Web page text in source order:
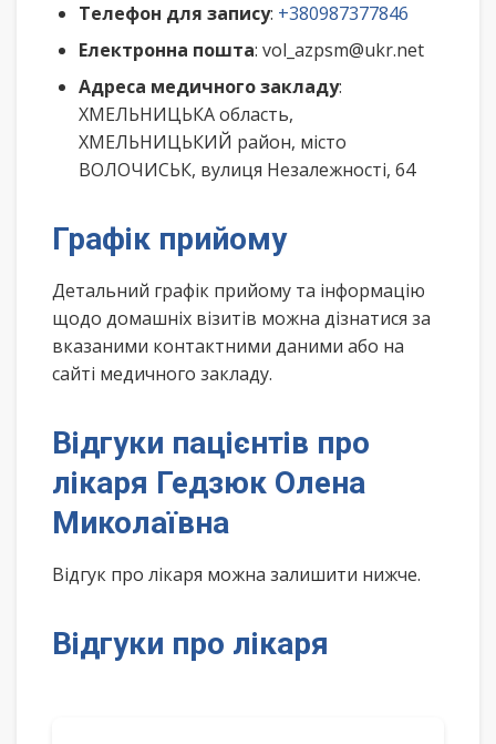
Телефон для запису: +380987377846
Електронна пошта: vol_azpsm@ukr.net
Адреса медичного закладу:
ХМЕЛЬНИЦЬКА область,
ХМЕЛЬНИЦЬКИЙ район, місто
ВОЛОЧИСЬК, вулиця Незалежності, 64
Графік прийому
Детальний графік прийому та інформацію
щодо домашніх візитів можна дізнатися за
вказаними контактними даними або на
сайті медичного закладу.
Відгуки пацієнтів про
лікаря Гедзюк Олена
Миколаївна
Відгук про лікаря можна залишити нижче.
Відгуки про лікаря